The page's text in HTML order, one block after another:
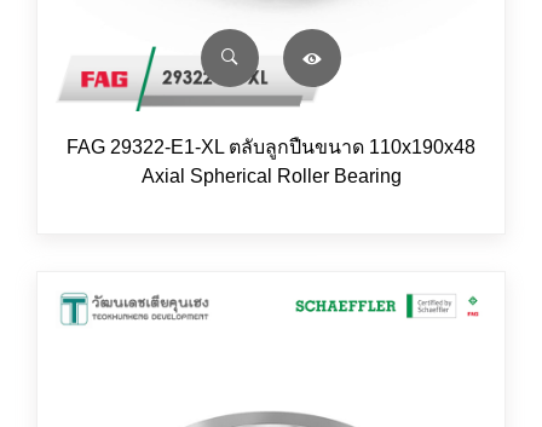
FAG 29322-E1-XL ตลับลูกปืนขนาด 110x190x48
Axial Spherical Roller Bearing